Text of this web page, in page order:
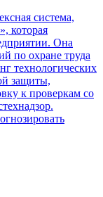
система,
которая
Она
по охране труда
технологических
защиты,
к проверкам со